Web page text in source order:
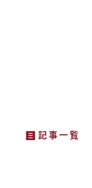
記事一覧